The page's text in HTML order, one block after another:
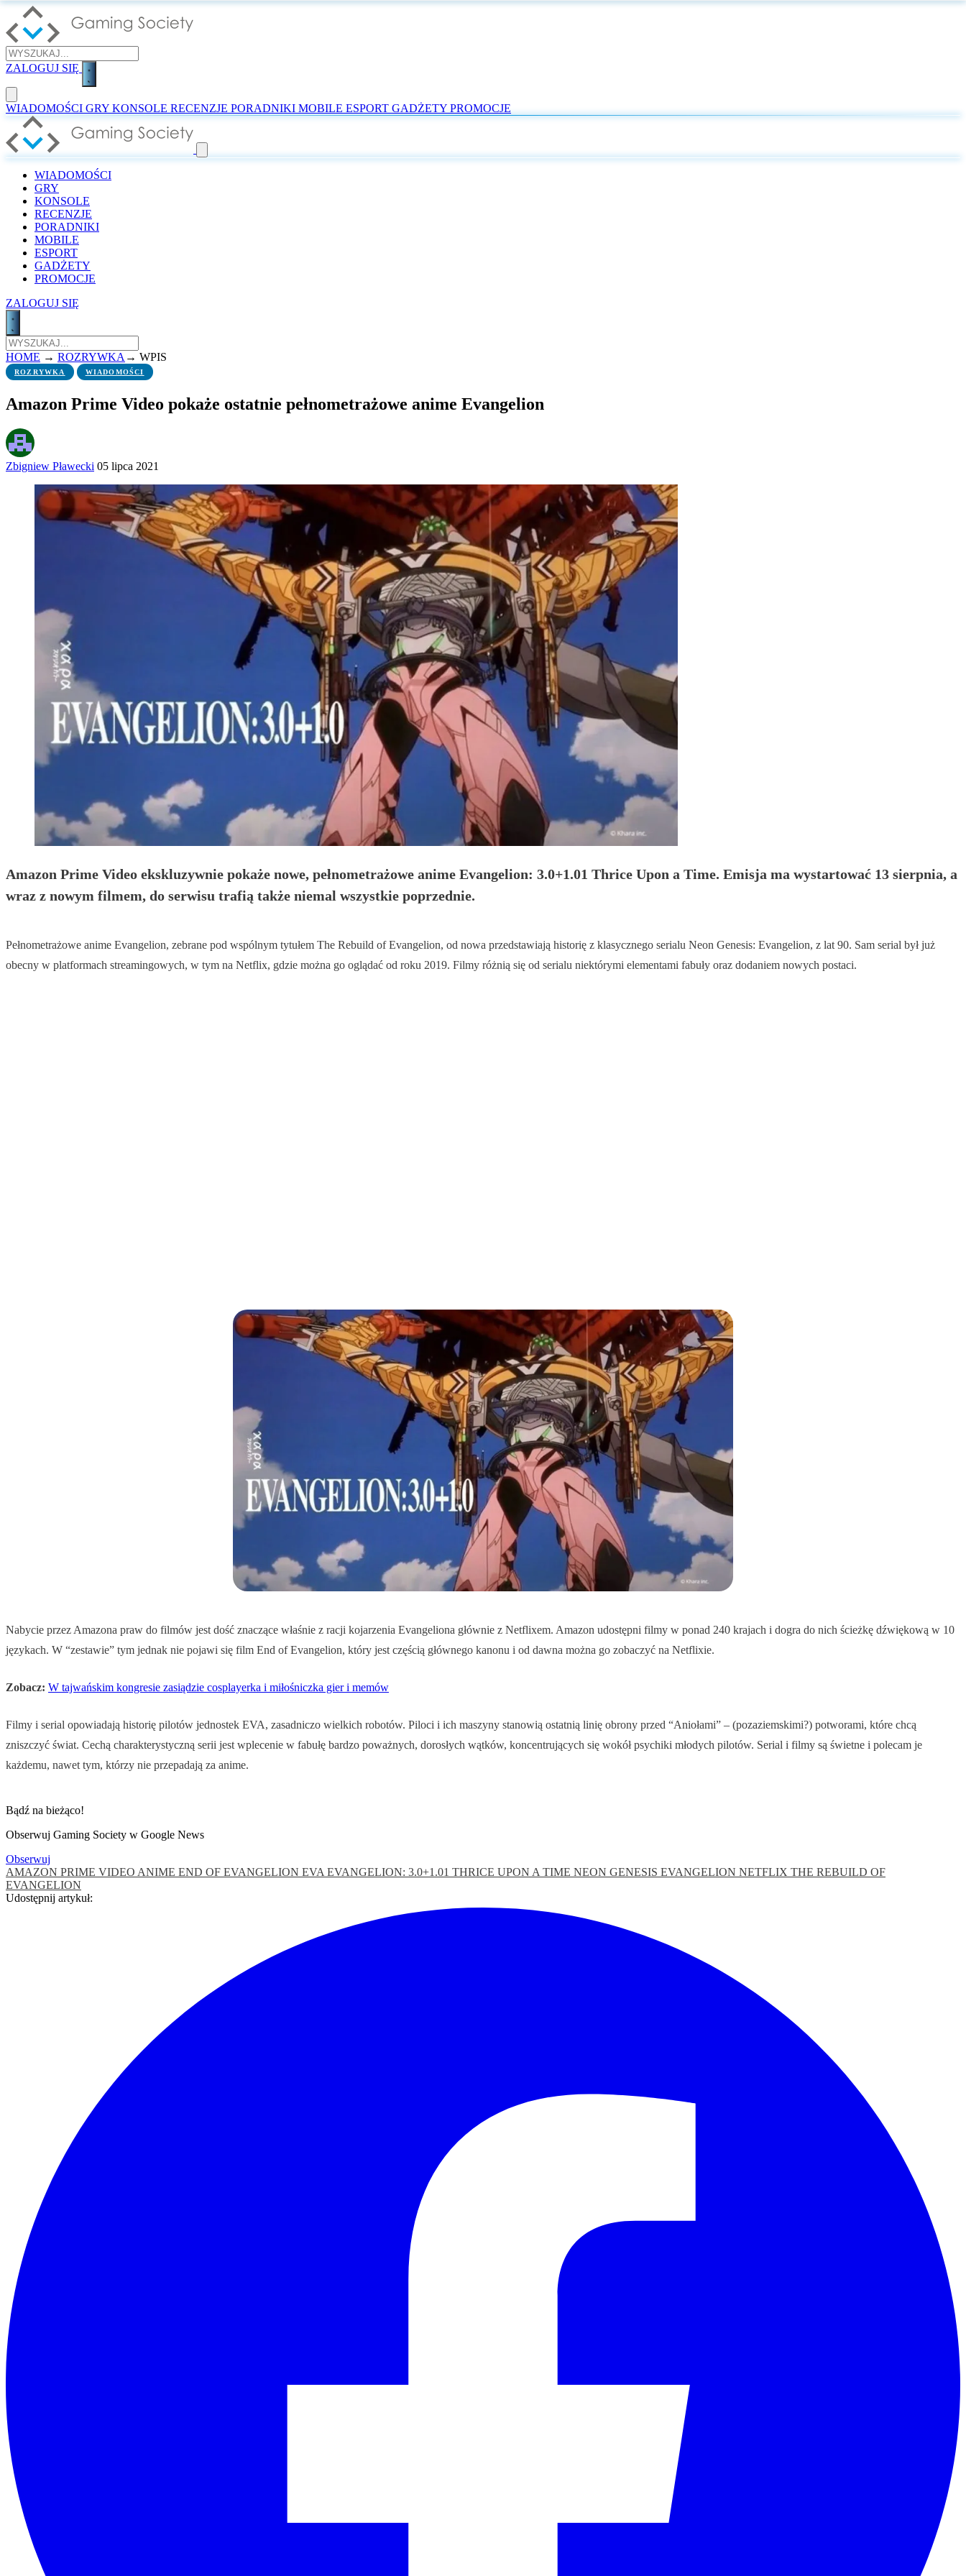
ZALOGUJ SIĘ
WIADOMOŚCI GRY KONSOLE RECENZJE PORADNIKI MOBILE ESPORT GADŻETY PROMOCJE
WIADOMOŚCI
GRY
KONSOLE
RECENZJE
PORADNIKI
MOBILE
ESPORT
GADŻETY
PROMOCJE
ZALOGUJ SIĘ
HOME → ROZRYWKA → WPIS
ROZRYWKA WIADOMOŚCI
Amazon Prime Video pokaże ostatnie pełnometrażowe anime Evangelion
Zbigniew Pławecki 05 lipca 2021
Amazon Prime Video ekskluzywnie pokaże nowe, pełnometrażowe anime Evangelion: 3.0+1.01 Thrice Upon a Time. Emisja ma wystartować 13 sierpnia, a
wraz z nowym filmem, do serwisu trafią także niemal wszystkie poprzednie.
Pełnometrażowe anime Evangelion, zebrane pod wspólnym tytułem The Rebuild of Evangelion, od nowa przedstawiają historię z klasycznego serialu Neon Genesis: Evangelion, z lat 90. Sam serial był już
obecny w platformach streamingowych, w tym na Netflix, gdzie można go oglądać od roku 2019. Filmy różnią się od serialu niektórymi elementami fabuły oraz dodaniem nowych postaci.
Nabycie przez Amazona praw do filmów jest dość znaczące właśnie z racji kojarzenia Evangeliona głównie z Netflixem. Amazon udostępni filmy w ponad 240 krajach i dogra do nich ścieżkę dźwiękową w 10
językach. W “zestawie” tym jednak nie pojawi się film End of Evangelion, który jest częścią głównego kanonu i od dawna można go zobaczyć na Netflixie.
Zobacz: W tajwańskim kongresie zasiądzie cosplayerka i miłośniczka gier i memów
Filmy i serial opowiadają historię pilotów jednostek EVA, zasadniczo wielkich robotów. Piloci i ich maszyny stanowią ostatnią linię obrony przed “Aniołami” – (pozaziemskimi?) potworami, które chcą
zniszczyć świat. Cechą charakterystyczną serii jest wplecenie w fabułę bardzo poważnych, dorosłych wątków, koncentrujących się wokół psychiki młodych pilotów. Serial i filmy są świetne i polecam je
każdemu, nawet tym, którzy nie przepadają za anime.
Bądź na bieżąco!
Obserwuj Gaming Society w Google News
Obserwuj
AMAZON PRIME VIDEO ANIME END OF EVANGELION EVA EVANGELION: 3.0+1.01 THRICE UPON A TIME NEON GENESIS EVANGELION NETFLIX THE REBUILD OF
EVANGELION
Udostępnij artykuł: